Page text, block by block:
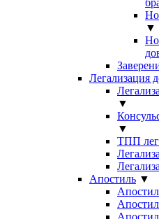
▼
Легализация
▼
▼
ТПП
Апостиль ▼